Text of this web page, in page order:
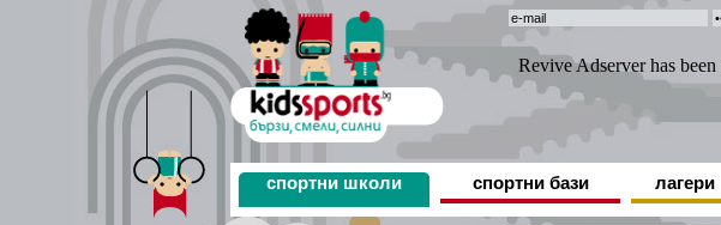
спортни школи спортни бази лагери